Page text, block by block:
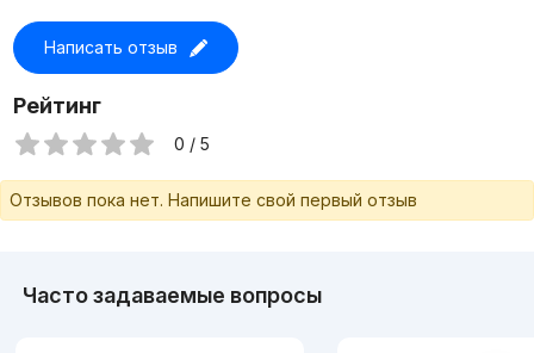
Написать отзыв
Рейтинг
0 / 5
Отзывов пока нет. Напишите свой первый отзыв
Часто задаваемые вопросы